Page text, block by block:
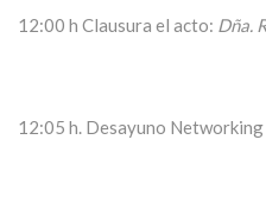
12:00 h Clausura el acto: Dña.
12:05 h. Desayuno